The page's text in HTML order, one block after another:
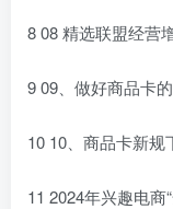
8 08 精选联盟经营
9 09、做好商品卡
10 10、商品卡新
11 2024年兴趣电